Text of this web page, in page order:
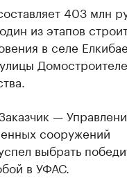
403 млн
из этапов
в селе
—
сооружений
выбрать
в УФАС.